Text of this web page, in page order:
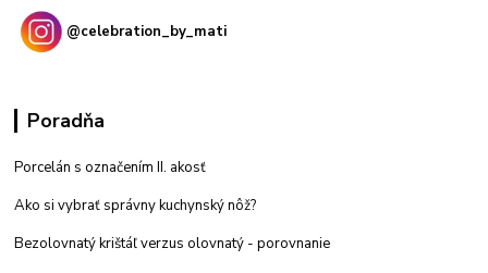
@celebration_by_mati
Poradňa
Porcelán s označením II. akosť
Ako si vybrať správny kuchynský nôž?
Bezolovnatý krištáľ verzus olovnatý - porovnanie